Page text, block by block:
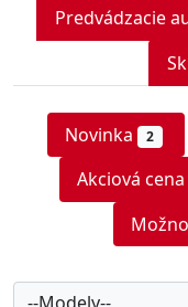
Predvádzacie
Novinka 2
Akciová cena